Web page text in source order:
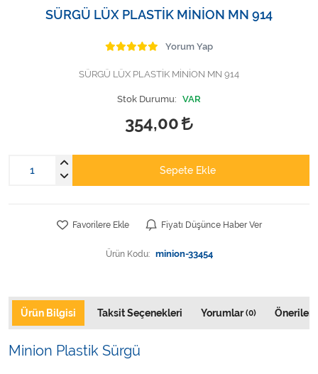
Tüm Kategorileri Gör
SÜRGÜ LÜX PLASTİK MİNİON MN 914
Yorum Yap
SÜRGÜ LÜX PLASTİK MİNİON MN 914
Stok Durumu: VAR
354,00
Sepete Ekle
Favorilere Ekle Fiyatı Düşünce Haber Ver
Ürün Kodu: minion-33454
Ürün Bilgisi Taksit Seçenekleri Yorumlar(0)
Minion Plastik Sürgü